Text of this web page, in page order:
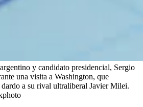
y candidato presidencial, Sergio
una visita a Washington, que
a su rival ultraliberal Javier Milei.